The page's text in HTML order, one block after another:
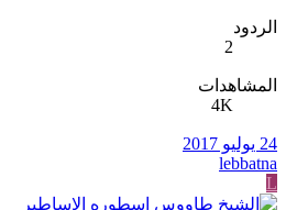
الردود
2
المشاهدات
4K
24 يوليو 2017
lebbatna
L